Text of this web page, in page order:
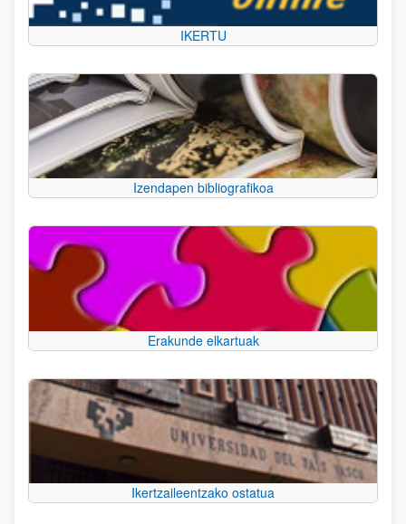
IKERTU
Izendapen bibliografikoa
Erakunde elkartuak
Ikertzaileentzako ostatua